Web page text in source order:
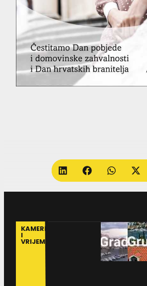
KAMERE
I
VRIJEME